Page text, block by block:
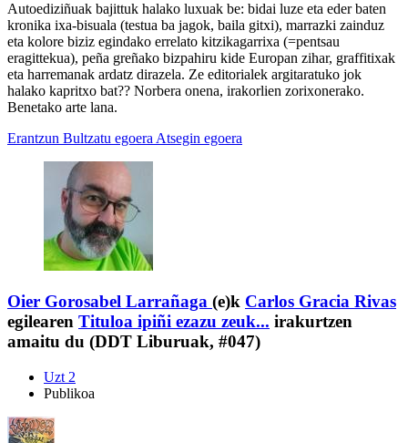
Autoediziñuak bajittuk halako luxuak be: bidai luze eta eder baten
kronika ixa-bisuala (testua ba jagok, baila gitxi), marrazki zainduz
eta kolore biziz egindako errelato kitzikagarrixa (=pentsau
eragittekua), peña greñako bizpahiru kide Europan zihar, graffitixak
eta harremanak ardatz dirazela. Ze editorialek argitaratuko jok
halako kapritxo bat?? Norbera onena, irakorlien zorixonerako.
Benetako arte lana.
Erantzun Bultzatu egoera Atsegin egoera
Oier Gorosabel Larrañaga (e)k Carlos Gracia Rivas
egilearen Tituloa ipiñi ezazu zeuk... irakurtzen
amaitu du (DDT Liburuak, #047)
Uzt 2
Publikoa